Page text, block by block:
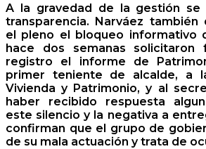
A la gravedad de la gestión
transparencia. Narváez también
el pleno el bloqueo informativo
hace dos semanas solicitaron
registro el informe de
primer teniente de alcalde, a
Vivienda y Patrimonio, y al
haber recibido respuesta
este silencio y la negativa a
confirman que el grupo de
de su mala actuación y trata de